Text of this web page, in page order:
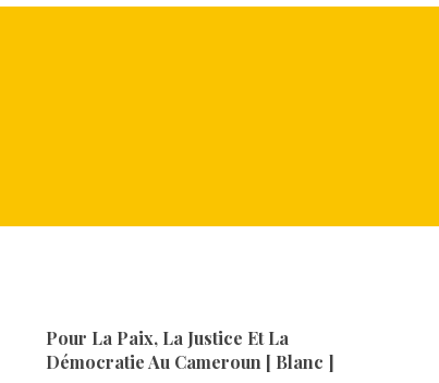
Pour La Paix, La Justice Et La
Démocratie Au Cameroun [ Blanc ]